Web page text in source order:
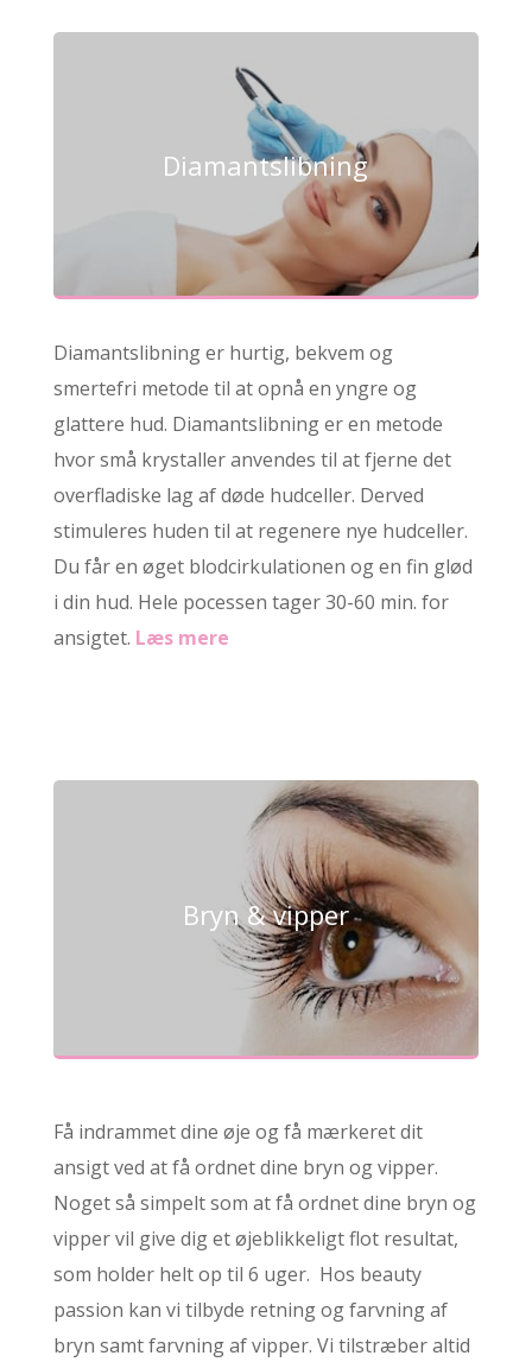
Diamantslibning
Diamantslibning er hurtig, bekvem og
smertefri metode til at opnå en yngre og
glattere hud. Diamantslibning er en metode
hvor små krystaller anvendes til at fjerne det
overfladiske lag af døde hudceller. Derved
stimuleres huden til at regenere nye hudceller.
Du får en øget blodcirkulationen og en fin glød
i din hud. Hele pocessen tager 30-60 min. for
ansigtet. Læs mere
Bryn & vipper
Få indrammet dine øje og få mærkeret dit
ansigt ved at få ordnet dine bryn og vipper.
Noget så simpelt som at få ordnet dine bryn og
vipper vil give dig et øjeblikkeligt flot resultat,
som holder helt op til 6 uger. Hos beauty
passion kan vi tilbyde retning og farvning af
bryn samt farvning af vipper. Vi tilstræber altid